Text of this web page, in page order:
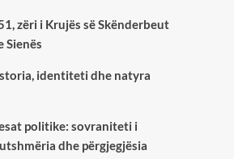
zëri i Krujës së Skënderbeut
Sienës
identiteti dhe natyra
politike: sovraniteti i
dhe përgjegjësia